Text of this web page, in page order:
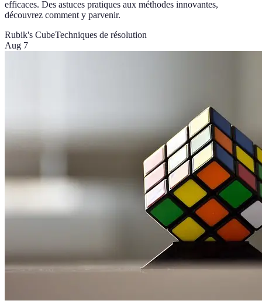
efficaces. Des astuces pratiques aux méthodes innovantes,
découvrez comment y parvenir.
Rubik's CubeTechniques de résolution
Aug 7